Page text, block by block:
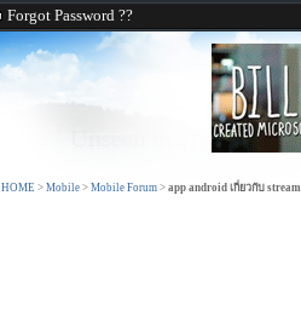
Forgot Password ??
HOME > Mobile > Mobile Forum > app android เกี่ยวกับ